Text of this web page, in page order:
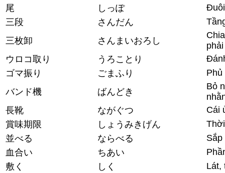
尾
しっぽ
Đuôi
三段
さんだん
三枚卸
さんまいおろし
ウロコ取り
うろことり
ゴマ振り
ごまふり
バンド機
ばんどき
Bỏ
長靴
ながぐつ
Cái
賞味期限
しょうみきげん
並べる
ならべる
Sắp
血合い
ちあい
敷く
しく
Lát,